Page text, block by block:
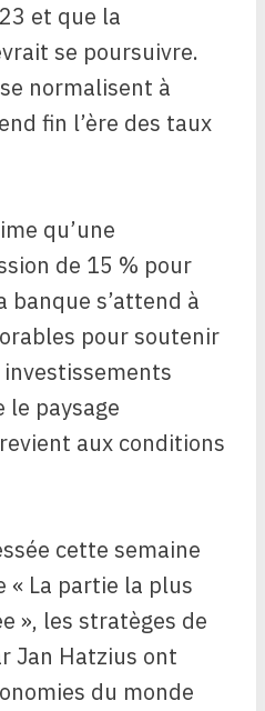
et que la
se poursuivre.
normalisent à
fin l’ère des taux
qu’une
de 15 % pour
banque s’attend à
pour soutenir
le paysage
aux conditions
cette semaine
La partie la plus
», les stratèges de
Jan Hatzius ont
du monde